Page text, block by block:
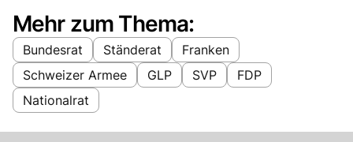
Mehr zum Thema:
Bundesrat Ständerat
Franken
Schweizer Armee
GLP SVP
FDP
Nationalrat